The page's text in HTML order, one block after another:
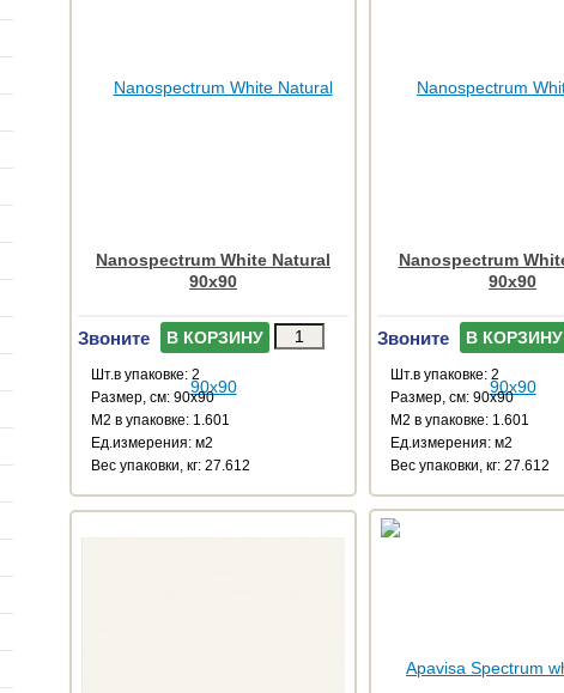
Nanospectrum White Natural
90x90
Звоните В КОРЗИНУ
Шт.в упаковке: 2
Размер, см: 90x90
М2 в упаковке: 1.601
Ед.измерения: м2
Веc упаковки, кг: 27.612
Nanospectrum
90x90
Звоните В КОРЗИНУ
Шт.в упаковке: 2
Размер, см: 90x90
М2 в упаковке: 1.601
Ед.измерения: м2
Веc упаковки, кг: 27.612